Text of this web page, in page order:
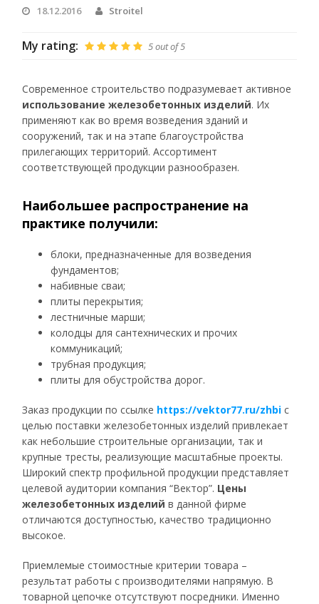
18.12.2016 Stroitel
My rating: 5out of5
Современное строительство подразумевает активное
использование железобетонных изделий. Их
применяют как во время возведения зданий и
сооружений, так и на этапе благоустройства
прилегающих территорий. Ассортимент
соответствующей продукции разнообразен.
Наибольшее распространение на
практике получили:
блоки, предназначенные для возведения
фундаментов;
набивные сваи;
плиты перекрытия;
лестничные марши;
колодцы для сантехнических и прочих
коммуникаций;
трубная продукция;
плиты для обустройства дорог.
Заказ продукции по ссылке https://vektor77.ru/zhbi с
целью поставки железобетонных изделий привлекает
как небольшие строительные организации, так и
крупные тресты, реализующие масштабные проекты.
Широкий спектр профильной продукции представляет
целевой аудитории компания “Вектор”. Цены
железобетонных изделий в данной фирме
отличаются доступностью, качество традиционно
высокое.
Приемлемые стоимостные критерии товара –
результат работы с производителями напрямую. В
товарной цепочке отсутствуют посредники. Именно